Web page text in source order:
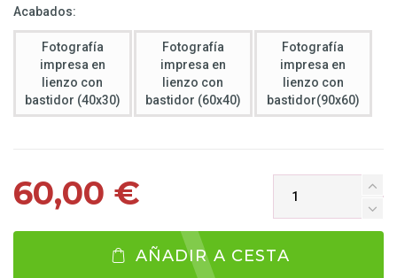
Acabados:
Fotografía
impresa en
lienzo con
bastidor (40x30)
Fotografía
impresa en
lienzo con
bastidor (60x40)
Fotografía
impresa en
lienzo con
bastidor(90x60)
60,00 €
AÑADIR A CESTA